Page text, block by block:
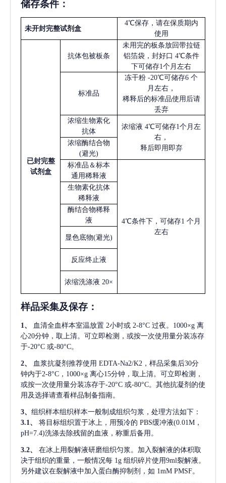
储存条件：
未开封完整试剂盒
4℃保存，请在保质期内
使用
已封完整
试剂盒
抗体包被板条
未用完的板条放回带拉链
铝箔袋，封好口 4℃条件
下可储存1个月左右
标准品
冻干粉 -20℃可储存6 个
月左右，
稀释后的标准品使用后请
丢弃
浓缩生物素化
抗体
浓缩液 4℃可储存1个月左
右，
释后即用即弃
浓缩酶结合物
(避光)
标准品＆标本
通用稀释液
4℃条件下，可储存1 个月
左右
生物素化抗体
稀释液
酶结合物稀释
液
显色底物(避光)
反应终止液
浓缩洗涤液 20×
样品采集及保存 ：
1、 血清全血样本室温放置 2小时或 2-8°C 过夜。1000×g 离
心20分钟，取上清。可立即检测，或按一次使用量分装冻存
于-20°C 或-80°C。
2、 血浆抗凝剂推荐使用 EDTA-Na2/K2，样品采集后30分
钟内于2-8°C，1000×g 离心15分钟，取上清。可立即检测，
或按一次使用量分装冻存于-20°C 或-80°C。其他抗凝剂的使
用及选择请查看样品制备指南。
3、 组织样本组织样本一般制成组织匀浆，处理方法如下：
3.1、
将目标组织置于冰上，用预冷的 PBS缓冲液(0.01M，
pH=7.4)洗涤去除残留的血液，称重后备用。
3.2、
在冰上用裂解液研磨组织匀浆。加入裂解液的体积取
决于组织的重量，一般情况每 1g 组织碎片使用9ml裂解液。
另外建议在裂解液中加入蛋白酶抑制剂，如 1mM PMSF。